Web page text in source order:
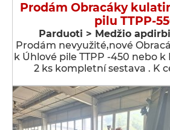
Prodám Obracáky
pilu TTPP-
Parduoti > Medžio
Prodám nevyužité,nové
k Úhlové pile TTPP -450 nebo k
2 ks kompletní sestava . K